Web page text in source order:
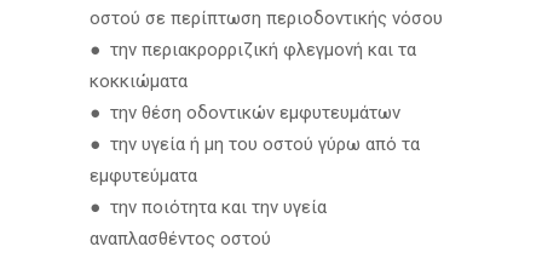
οστού σε περίπτωση περιοδοντικής νόσου
● την περιακρορριζική φλεγμονή και τα
κοκκιώματα
● την θέση οδοντικών εμφυτευμάτων
● την υγεία ή μη του οστού γύρω από τα
εμφυτεύματα
● την ποιότητα και την υγεία
αναπλασθέντος οστού